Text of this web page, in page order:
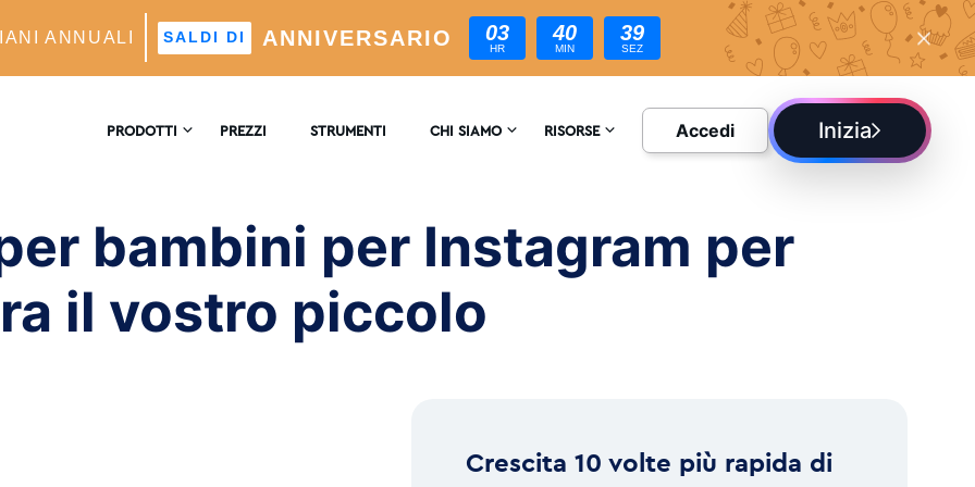
ANNUALI ANNIVERSARIO
SALDI DI 03
HR
40
MIN
38
SEZ
PRODOTTI
Di Crescita Automatico Alimentato Dall'intelligenza
E Analisi In Tempo Reale
PREZZI STRUMENTI CHI SIAMO
RECENSIONI
RISORSE
BLOG
Accedi Inizia
bambini per Instagram per
il vostro piccolo
Crescita 10 volte più rapida di